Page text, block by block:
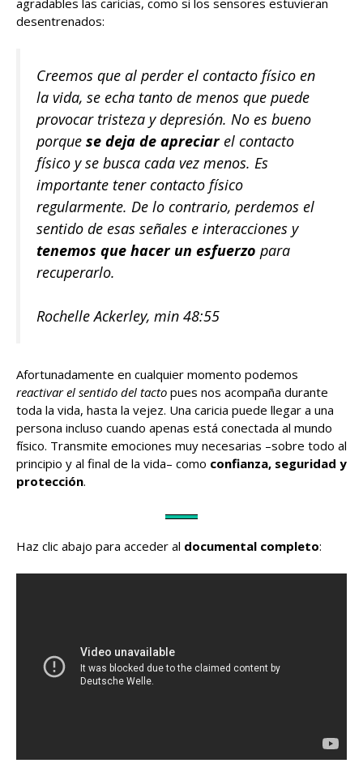
agradables las caricias, como si los sensores estuvieran
desentrenados:
Creemos que al perder el contacto físico en
la vida, se echa tanto de menos que puede
provocar tristeza y depresión. No es bueno
porque se deja de apreciarel contacto
físico y se busca cada vez menos. Es
importante tener contacto físico
regularmente. De lo contrario, perdemos el
sentido de esas señales e interacciones y
tenemos que hacer un esfuerzo para
recuperarlo.
Rochelle Ackerley, min 48:55
Afortunadamente en cualquier momento podemos
reactivar el sentido del tacto pues nos acompaña durante
toda la vida, hasta la vejez. Una caricia puede llegar a una
persona incluso cuando apenas está conectada al mundo
físico. Transmite emociones muy necesarias –sobre todo al
principio y al final de la vida– como confianza, seguridad y
protección.
Haz clic abajo para acceder al documental completo: